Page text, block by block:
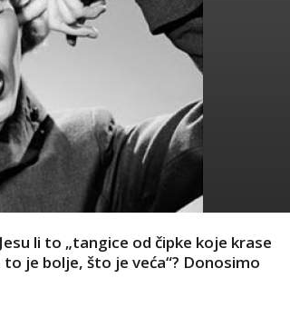
li to „tangice od čipke koje krase
je bolje, što je veća“? Donosimo